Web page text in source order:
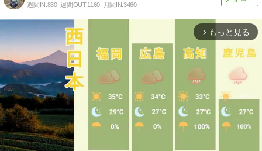
週間IN:830 週間OUT:1160 月間IN:3460
arrow_forward_ios もっと見る